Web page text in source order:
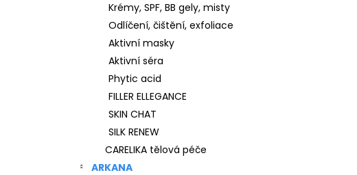
Krémy, SPF, BB gely, misty
Odlíčení, čištění, exfoliace
Aktivní masky
Aktivní séra
Phytic acid
FILLER ELLEGANCE
SKIN CHAT
SILK RENEW
CARELIKA tělová péče
ARKANA